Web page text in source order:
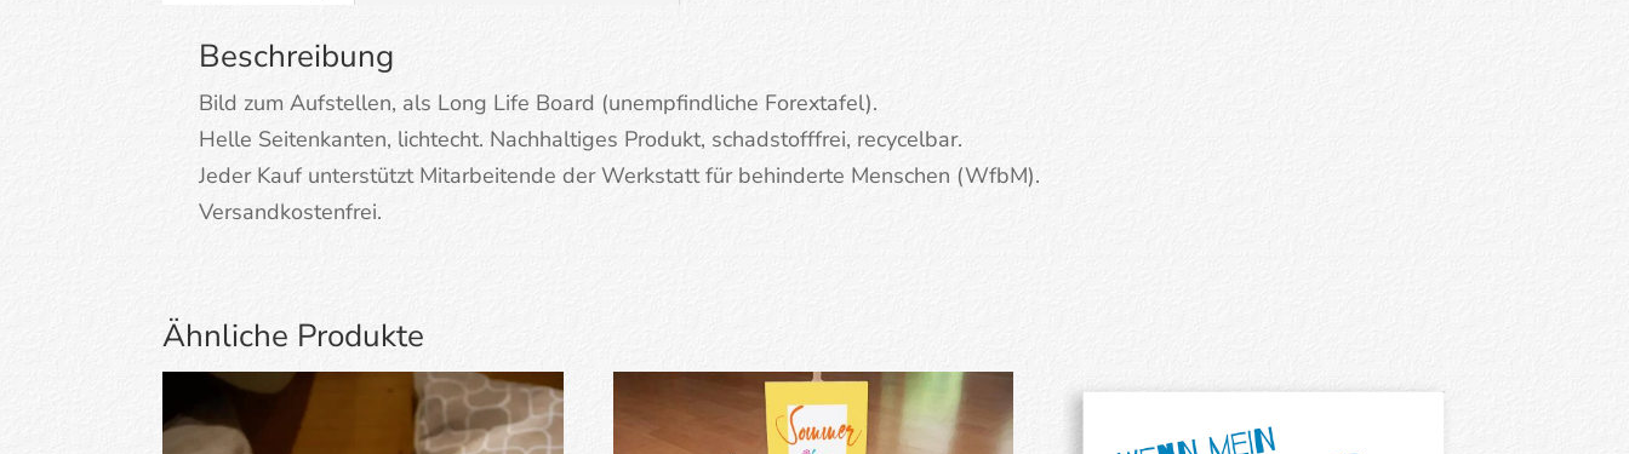
Beschreibung
Bild zum Aufstellen, als Long Life Board (unempfindliche Forextafel).
Helle Seitenkanten, lichtecht. Nachhaltiges Produkt, schadstofffrei, recycelbar.
Jeder Kauf unterstützt Mitarbeitende der Werkstatt für behinderte Menschen (WfbM).
Versandkostenfrei.
Ähnliche Produkte